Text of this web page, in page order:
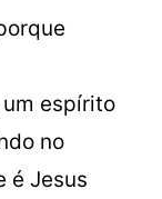
um espírito
no
é Jesus